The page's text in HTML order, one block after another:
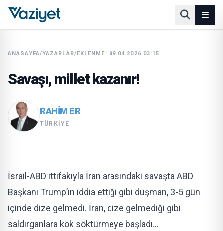
ANASAYFA/YAZARLAR/EKLENME: 09.04.2026 03:15
Savaşı, millet kazanır!
RAHIM ER
TÜRKIYE
İsrail-ABD ittifakıyla İran arasındaki savaşta ABD
Başkanı Trump’ın iddia ettiği gibi düşman, 3-5 gün
içinde dize gelmedi. İran, dize gelmediği gibi
saldırganlara kök söktürmeye başladı…